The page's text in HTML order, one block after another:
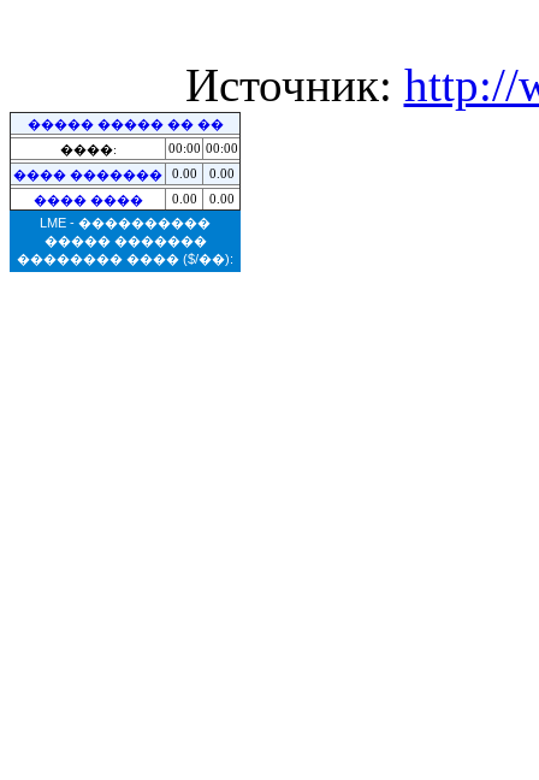
Источник: http://
����� ����� �� ��
����:
00:00 00:00
���� �������
0.00
0.00
���� ����
0.00
0.00
LME - ����������
����� �������
�������� ���� ($/��):